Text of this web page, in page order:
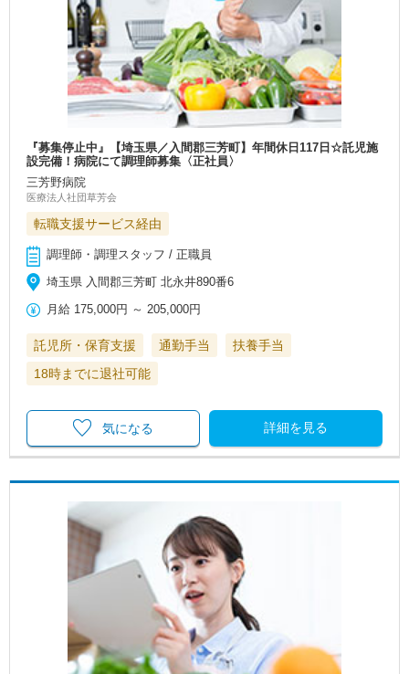
『募集停止中』【埼玉県／入間郡三芳町】年間休日117日☆託児施
設完備！病院にて調理師募集〈正社員〉
三芳野病院
医療法人社団草芳会
転職支援サービス経由
調理師・調理スタッフ / 正職員
埼玉県 入間郡三芳町 北永井890番6
月給 175,000円 ～ 205,000円
託児所・保育支援 通勤手当
扶養手当
18時までに退社可能
詳細を見る
気になる